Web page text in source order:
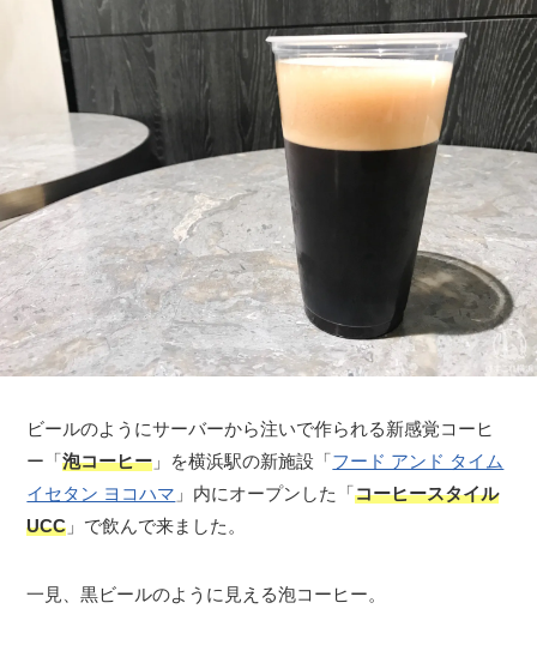
ビールのようにサーバーから注いで作られる新感覚コーヒ
ー「泡コーヒー 」を横浜駅の新施設「フード アンド タイム
イセタン ヨコハマ 」内にオープンした「コーヒースタイル
UCC 」で飲んで来ました。
一見、黒ビールのように見える泡コーヒー。